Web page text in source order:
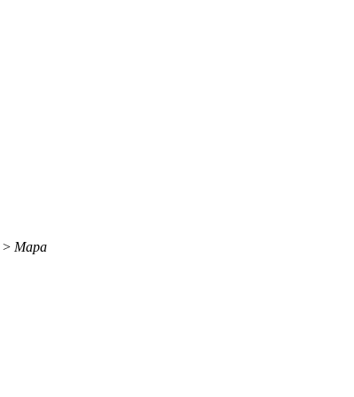
> Mapa